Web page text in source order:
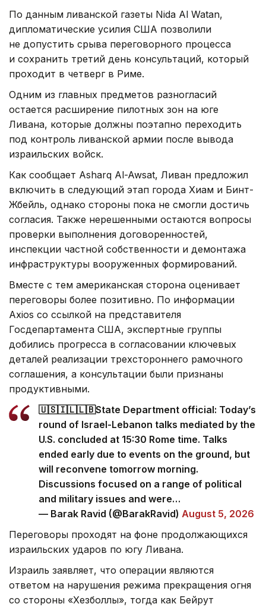
По данным ливанской газеты Nida Al Watan,
дипломатические усилия США позволили
не допустить срыва переговорного процесса
и сохранить третий день консультаций, который
проходит в четверг в Риме.
Одним из главных предметов разногласий
остается расширение пилотных зон на юге
Ливана, которые должны поэтапно переходить
под контроль ливанской армии после вывода
израильских войск.
Как сообщает Asharq Al-Awsat, Ливан предложил
включить в следующий этап города Хиам и Бинт-
Жбейль, однако стороны пока не смогли достичь
согласия. Также нерешенными остаются вопросы
проверки выполнения договоренностей,
инспекции частной собственности и демонтажа
инфраструктуры вооруженных формирований.
Вместе с тем американская сторона оценивает
переговоры более позитивно. По информации
Axios со ссылкой на представителя
Госдепартамента США, экспертные группы
добились прогресса в согласовании ключевых
деталей реализации трехстороннего рамочного
соглашения, а консультации были признаны
продуктивными.
🇺🇸🇮🇱🇱🇧State Department official: Today’s
round of Israel-Lebanon talks mediated by the
U.S. concluded at 15:30 Rome time. Talks
ended early due to events on the ground, but
will reconvene tomorrow morning.
Discussions focused on a range of political
and military issues and were…
— Barak Ravid (@BarakRavid) August 5, 2026
Переговоры проходят на фоне продолжающихся
израильских ударов по югу Ливана.
Израиль заявляет, что операции являются
ответом на нарушения режима прекращения огня
со стороны «Хезболлы», тогда как Бейрут